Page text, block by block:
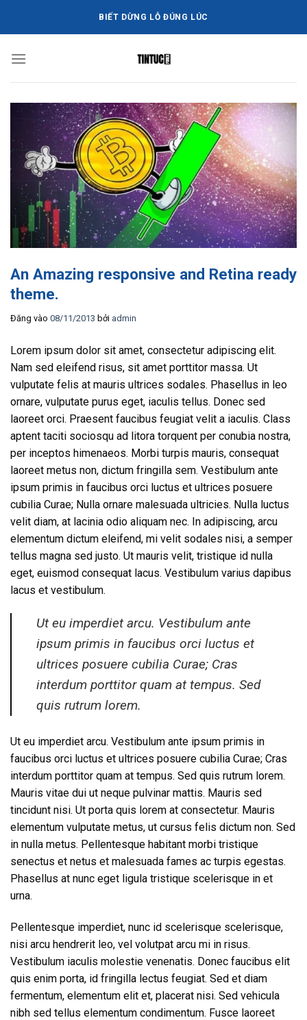
dung
BIẾT DỪNG LỖ ĐÚNG LÚC
An Amazing responsive and Retina ready
theme.
Đăng vào 08/11/2013 bởi admin
Lorem ipsum dolor sit amet, consectetur adipiscing elit.
Nam sed eleifend risus, sit amet porttitor massa. Ut
vulputate felis at mauris ultrices sodales. Phasellus in leo
ornare, vulputate purus eget, iaculis tellus. Donec sed
laoreet orci. Praesent faucibus feugiat velit a iaculis. Class
aptent taciti sociosqu ad litora torquent per conubia nostra,
per inceptos himenaeos. Morbi turpis mauris, consequat
laoreet metus non, dictum fringilla sem. Vestibulum ante
ipsum primis in faucibus orci luctus et ultrices posuere
cubilia Curae; Nulla ornare malesuada ultricies. Nulla luctus
velit diam, at lacinia odio aliquam nec. In adipiscing, arcu
elementum dictum eleifend, mi velit sodales nisi, a semper
tellus magna sed justo. Ut mauris velit, tristique id nulla
eget, euismod consequat lacus. Vestibulum varius dapibus
lacus et vestibulum.
Ut eu imperdiet arcu. Vestibulum ante
ipsum primis in faucibus orci luctus et
ultrices posuere cubilia Curae; Cras
interdum porttitor quam at tempus. Sed
quis rutrum lorem.
Ut eu imperdiet arcu. Vestibulum ante ipsum primis in
faucibus orci luctus et ultrices posuere cubilia Curae; Cras
interdum porttitor quam at tempus. Sed quis rutrum lorem.
Mauris vitae dui ut neque pulvinar mattis. Mauris sed
tincidunt nisi. Ut porta quis lorem at consectetur. Mauris
elementum vulputate metus, ut cursus felis dictum non. Sed
in nulla metus. Pellentesque habitant morbi tristique
senectus et netus et malesuada fames ac turpis egestas.
Phasellus at nunc eget ligula tristique scelerisque in et
urna.
Pellentesque imperdiet, nunc id scelerisque scelerisque,
nisi arcu hendrerit leo, vel volutpat arcu mi in risus.
Vestibulum iaculis molestie venenatis. Donec faucibus elit
quis enim porta, id fringilla lectus feugiat. Sed et diam
fermentum, elementum elit et, placerat nisi. Sed vehicula
nibh sed tellus elementum condimentum. Fusce laoreet